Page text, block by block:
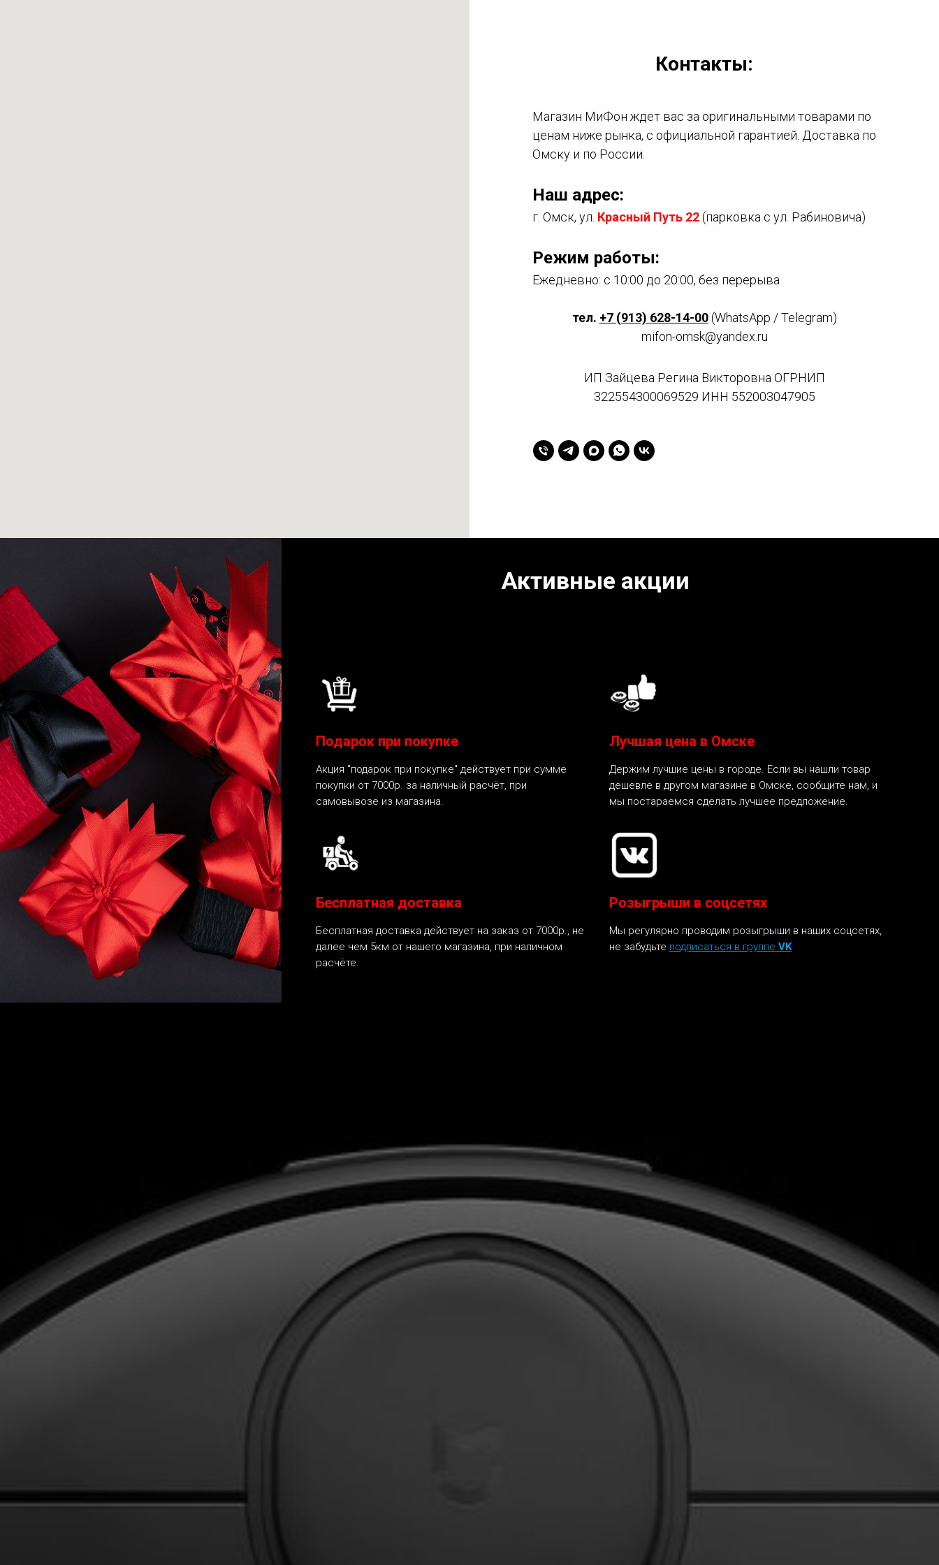
Контакты:
Магазин МиФон ждет вас за оригинальными товарами по
ценам ниже рынка, с официальной гарантией. Доставка по
Омску и по России.
Наш адрес:
г. Омск, ул. Красный Путь 22(парковка с ул. Рабиновича)
Режим работы:
Ежедневно: с 10:00 до 20:00, без перерыва
тел. +7 (913) 628-14-00 (WhatsApp / Telegram)
mifon-omsk@yandex.ru
ИП Зайцева Регина Викторовна ОГРНИП
322554300069529 ИНН 552003047905
Активные акции
Подарок при покупке
Акция "подарок при покупке" действует при сумме
покупки от 7000р. за наличный расчёт, при
самовывозе из магазина.
Лучшая цена в Омске
Держим лучшие цены в городе. Если вы нашли товар
дешевле в другом магазине в Омске, сообщите нам, и
мы постараемся сделать лучшее предложение.
Бесплатная доставка
Бесплатная доставка действует на заказ от 7000р., не
далее чем 5км от нашего магазина, при наличном
расчёте.
Розыгрыши в соцсетях
Мы регулярно проводим розыгрыши в наших соцсетях,
не забудьте подписаться в группе VK